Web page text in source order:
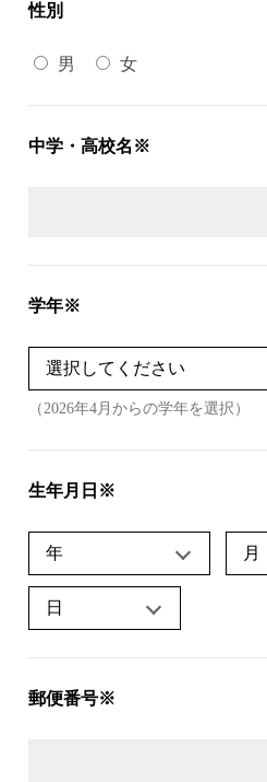
性別
男 女
中学・高校名※
学年※
（2026年4月からの学年を選択）
生年月日※
郵便番号※